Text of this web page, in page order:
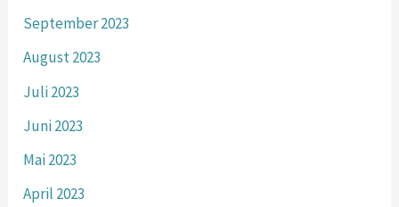
September 2023
August 2023
Juli 2023
Juni 2023
Mai 2023
April 2023